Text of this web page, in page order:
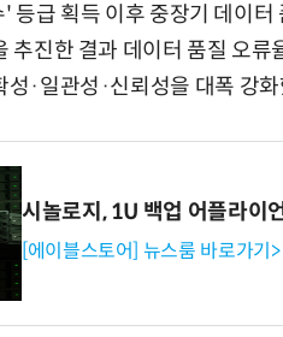
급 획득 이후 중장기 데이
추진한 결과 데이터 품질 오
·일관성·신뢰성을 대폭 강
시놀로지, 1U 백업 어플라이
[에이블스토어] 뉴스룸 바로가기>